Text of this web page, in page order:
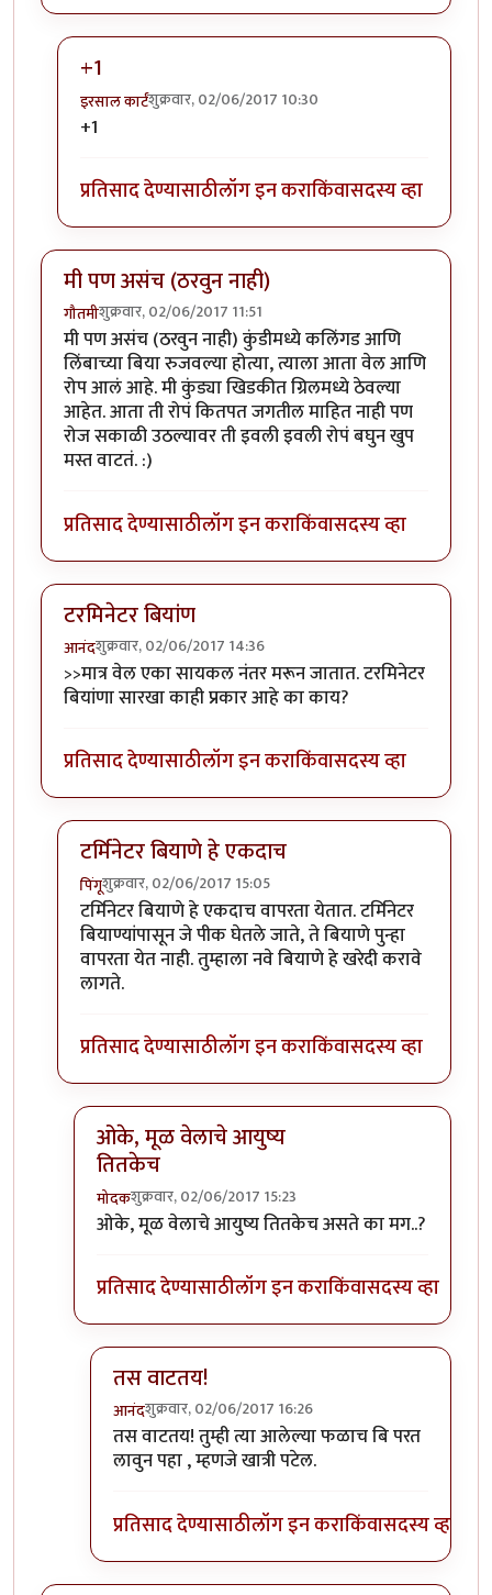
+1
इरसाल कार्टंशुक्रवार, 02/06/2017 10:30
In reply to
+1
प्रतिसाद देण्यासाठीलॉग इन कराकिंवासदस्य व्हा
मी पण असंच (ठरवुन नाही)
गौतमीशुक्रवार, 02/06/2017 11:51
मी पण असंच (ठरवुन नाही) कुंडीमध्ये कलिंगड आणि
लिंबाच्या बिया रुजवल्या होत्या, त्याला आता वेल आणि
रोप आलं आहे. मी कुंड्या खिडकीत ग्रिलमध्ये ठेवल्या
आहेत. आता ती रोपं कितपत जगतील माहित नाही पण
रोज सकाळी उठल्यावर ती इवली इवली रोपं बघुन खुप
मस्त वाटतं. :)
प्रतिसाद देण्यासाठीलॉग इन कराकिंवासदस्य व्हा
टरमिनेटर बियांण
आनंदशुक्रवार, 02/06/2017 14:36
>>मात्र वेल एका सायकल नंतर मरून जातात. टरमिनेटर
बियांणा सारखा काही प्रकार आहे का काय?
प्रतिसाद देण्यासाठीलॉग इन कराकिंवासदस्य व्हा
टर्मिनेटर बियाणे हे एकदाच
पिंगूशुक्रवार, 02/06/2017 15:05
In reply toटरमिनेटर बियांणbyआनंद
टर्मिनेटर बियाणे हे एकदाच वापरता येतात. टर्मिनेटर
बियाण्यांपासून जे पीक घेतले जाते, ते बियाणे पुन्हा
वापरता येत नाही. तुम्हाला नवे बियाणे हे खरेदी करावे
लागते.
प्रतिसाद देण्यासाठीलॉग इन कराकिंवासदस्य व्हा
ओके, मूळ वेलाचे आयुष्य
तितकेच
मोदकशुक्रवार, 02/06/2017 15:23
In reply toटर्मिनेटर बियाणे हे एकदाचbyपिंगू
ओके, मूळ वेलाचे आयुष्य तितकेच असते का मग..?
प्रतिसाद देण्यासाठीलॉग इन कराकिंवासदस्य व्हा
तस वाटतय!
आनंदशुक्रवार, 02/06/2017 16:26
In reply toओके, मूळ वेलाचे आयुष्य तितकेचby
तस वाटतय! तुम्ही त्या आलेल्या फळाच बि परत
लावुन पहा , म्हणजे खात्री पटेल.
प्रतिसाद देण्यासाठीलॉग इन कराकिंवासदस्य व्हा